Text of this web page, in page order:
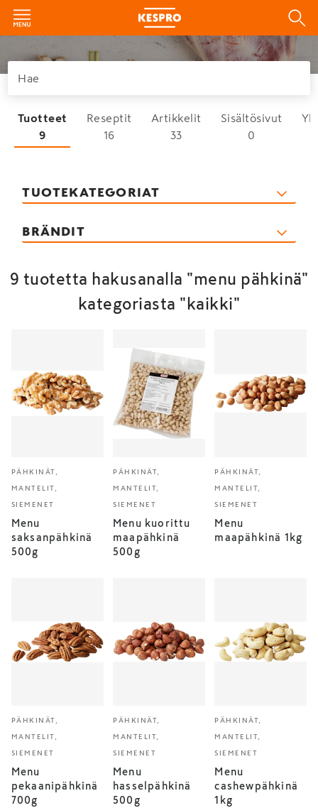
Tuotteet
9
Reseptit
16
Artikkelit
33
Sisältösivut
0
TUOTEKATEGORIAT
BRÄNDIT
9 tuotetta hakusanalla "menu pähkinä"
kategoriasta "kaikki"
PÄHKINÄT,
MANTELIT,
SIEMENET
Menu
saksanpähkinä
500g
PÄHKINÄT,
MANTELIT,
SIEMENET
Menu kuorittu
maapähkinä
500g
PÄHKINÄT,
MANTELIT,
SIEMENET
Menu
maapähkinä 1kg
PÄHKINÄT,
MANTELIT,
SIEMENET
Menu
pekaanipähkinä
700g
PÄHKINÄT,
MANTELIT,
SIEMENET
Menu
hasselpähkinä
500g
PÄHKINÄT,
MANTELIT,
SIEMENET
Menu
cashewpähkinä
1kg